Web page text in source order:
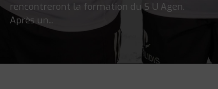
rencontreront la formation du S U Agen.
Après un...